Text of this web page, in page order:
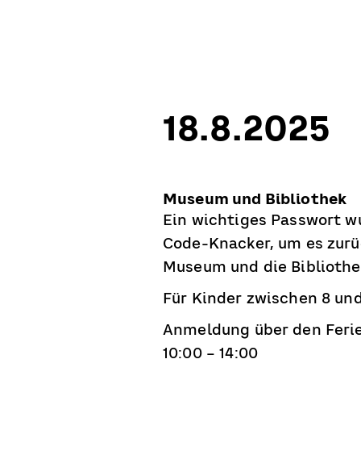
18.8.2025
Museum und Bibliothek
Ein wichtiges Passwort
Code-Knacker, um es
Museum und die
Für Kinder zwischen 8
Anmeldung über den
10:00 – 14:00